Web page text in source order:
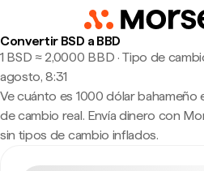
Convertir BSD a BBD
1 BSD ≈ 2,0000 BBD · Tipo de
agosto, 8:31
Ve cuánto es 1000 dólar
de cambio real. Envía dinero con
sin tipos de cambio inflados.